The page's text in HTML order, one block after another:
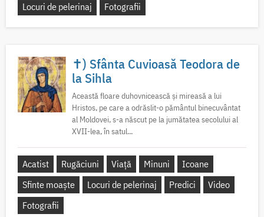
Locuri de pelerinaj
Fotografii
✝) Sfânta Cuvioasă Teodora de
la Sihla
Această floare duhovnicească și mireasă a lui
Hristos, pe care a odrăslit-o pământul binecuvântat
al Moldovei, s-a născut pe la jumătatea secolului al
XVII-lea, în satul...
Acatist Rugăciuni Viață Minuni
Icoane
Sfinte moaște
Locuri de pelerinaj Predici
Video
Fotografii